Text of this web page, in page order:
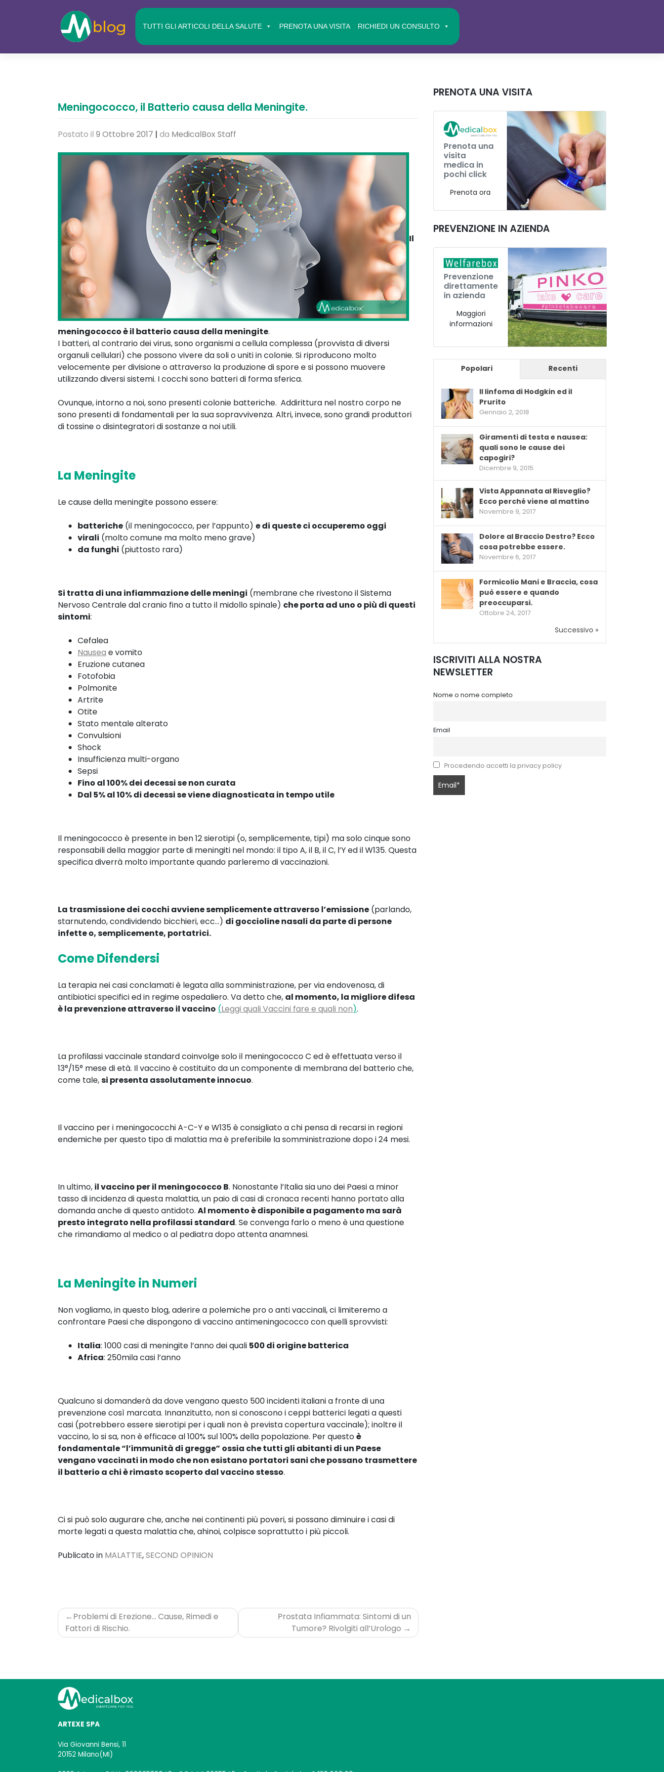
TUTTI GLI ARTICOLI DELLA SALUTE PRENOTA UNA VISITA RICHIEDI UN CONSULTO
Meningococco, il Batterio causa della Meningite.
Postato il 9 Ottobre 2017 | da MedicalBox Staff
Il
meningococco è il batterio causa della meningite.
I batteri, al contrario dei virus, sono organismi a cellula complessa (provvista di diversi
organuli cellulari) che possono vivere da soli o uniti in colonie. Si riproducono molto
velocemente per divisione o attraverso la produzione di spore e si possono muovere
utilizzando diversi sistemi. I cocchi sono batteri di forma sferica.
Ovunque, intorno a noi, sono presenti colonie batteriche. Addirittura nel nostro corpo ne
sono presenti di fondamentali per la sua sopravvivenza. Altri, invece, sono grandi produttori
di tossine o disintegratori di sostanze a noi utili.
La Meningite
Le cause della meningite possono essere:
batteriche (il meningococco, per l’appunto) e di queste ci occuperemo oggi
virali (molto comune ma molto meno grave)
da funghi (piuttosto rara)
Si tratta di una infiammazione delle meningi (membrane che rivestono il Sistema
Nervoso Centrale dal cranio fino a tutto il midollo spinale) che porta ad uno o più di questi
sintomi:
Cefalea
Nausea e vomito
Eruzione cutanea
Fotofobia
Polmonite
Artrite
Otite
Stato mentale alterato
Convulsioni
Shock
Insufficienza multi-organo
Sepsi
Fino al 100% dei decessi se non curata
Dal 5% al 10% di decessi se viene diagnosticata in tempo utile
Il meningococco è presente in ben 12 sierotipi (o, semplicemente, tipi) ma solo cinque sono
responsabili della maggior parte di meningiti nel mondo: il tipo A, il B, il C, l’Y ed il W135. Questa
specifica diverrà molto importante quando parleremo di vaccinazioni.
La trasmissione dei cocchi avviene semplicemente attraverso l’emissione (parlando,
starnutendo, condividendo bicchieri, ecc…) di goccioline nasali da parte di persone
infette o, semplicemente, portatrici.
Come Difendersi
La terapia nei casi conclamati è legata alla somministrazione, per via endovenosa, di
antibiotici specifici ed in regime ospedaliero. Va detto che, al momento, la migliore difesa
è la prevenzione attraverso il vaccino (Leggi quali Vaccini fare e quali non).
La profilassi vaccinale standard coinvolge solo il meningococco C ed è effettuata verso il
13°/15° mese di età. Il vaccino è costituito da un componente di membrana del batterio che,
come tale,si presenta assolutamente innocuo.
Il vaccino per i meningococchi A-C-Y e W135 è consigliato a chi pensa di recarsi in regioni
endemiche per questo tipo di malattia ma è preferibile la somministrazione dopo i 24 mesi.
In ultimo, il vaccino per il meningococco B. Nonostante l’Italia sia uno dei Paesi a minor
tasso di incidenza di questa malattia, un paio di casi di cronaca recenti hanno portato alla
domanda anche di questo antidoto. Al momento è disponibile a pagamento ma sarà
presto integrato nella profilassi standard. Se convenga farlo o meno è una questione
che rimandiamo al medico o al pediatra dopo attenta anamnesi.
La Meningite in Numeri
Non vogliamo, in questo blog, aderire a polemiche pro o anti vaccinali, ci limiteremo a
confrontare Paesi che dispongono di vaccino antimeningococco con quelli sprovvisti:
Italia: 1000 casi di meningite l’anno dei quali 500 di origine batterica
Africa: 250mila casi l’anno
Qualcuno si domanderà da dove vengano questo 500 incidenti italiani a fronte di una
prevenzione così marcata. Innanzitutto, non si conoscono i ceppi batterici legati a questi
casi (potrebbero essere sierotipi per i quali non è prevista copertura vaccinale); inoltre il
vaccino, lo si sa, non è efficace al 100% sul 100% della popolazione. Per questoè
fondamentale “l’immunità di gregge” ossia che tutti gli abitanti di un Paese
vengano vaccinati in modo che non esistano portatori sani che possano trasmettere
il batterio a chi è rimasto scoperto dal vaccino stesso.
Ci si può solo augurare che, anche nei continenti più poveri, si possano diminuire i casi di
morte legati a questa malattia che, ahinoi, colpisce soprattutto i più piccoli.
Publicato in MALATTIE,SECOND OPINION
Navigazione
articoli
Problemi di Erezione… Cause, Rimedi e
Fattori di Rischio.
Prostata Infiammata: Sintomi di un
Tumore? Rivolgiti all’Urologo
PRENOTA UNA VISITA
Prenota una
visita
medica in
pochi click
Prenota ora
PREVENZIONE IN AZIENDA
Prevenzione
direttamente
in azienda
Maggiori
informazioni
Popolari Recenti
Il linfoma di Hodgkin ed il
Prurito
Gennaio 2, 2018
Giramenti di testa e nausea:
quali sono le cause dei
capogiri?
Dicembre 9, 2015
Vista Appannata al Risveglio?
Ecco perché viene al mattino
Novembre 9, 2017
Dolore al Braccio Destro? Ecco
cosa potrebbe essere.
Novembre 6, 2017
Formicolio Mani e Braccia, cosa
può essere e quando
preoccuparsi.
Ottobre 24, 2017
Successivo »
ISCRIVITI ALLA NOSTRA
NEWSLETTER
Nome o nome completo
Email
Procedendo accetti la privacy policy
ARTEXE SPA
Via Giovanni Bensi, 11
20152 Milano(MI)